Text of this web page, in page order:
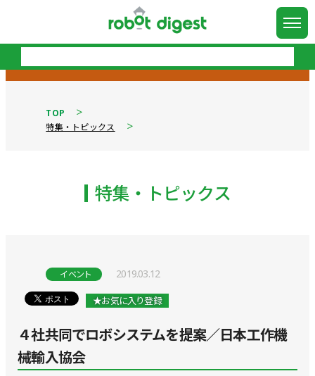
TOP
特集・トピックス
特集・トピックス
イベント 2019.03.12
★お気に入り登録
４社共同でロボシステムを提案／日本工作機
械輸入協会